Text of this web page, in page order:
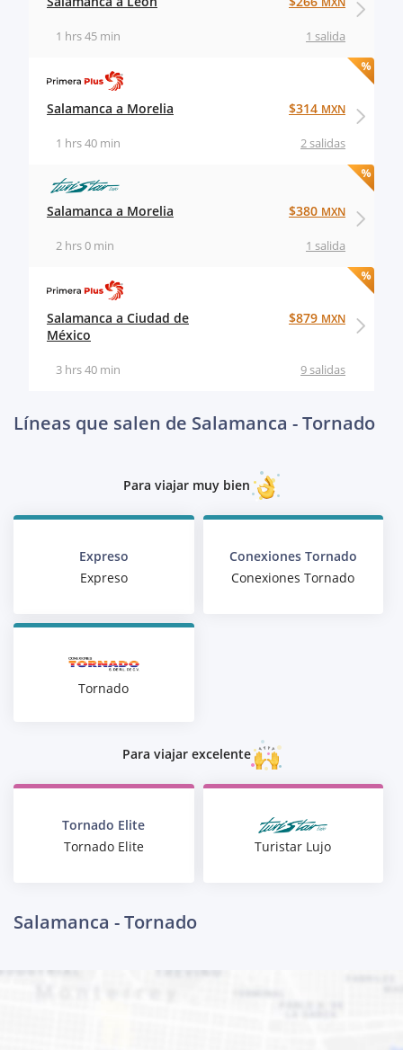
1 salida
1 hrs 45 min
Salamanca a Morelia
2 salidas
1 hrs 40 min
$314 MXN
Salamanca a Morelia
1 salida
2 hrs 0 min
$380 MXN
Salamanca a Ciudad de
México
9 salidas
3 hrs 40 min
$879 MXN
Líneas que salen de Salamanca - Tornado
Para viajar muy bien
Expreso
Expreso
Conexiones Tornado
Conexiones Tornado
Tornado
Para viajar excelente
Tornado Elite
Tornado Elite
Turistar Lujo
Salamanca - Tornado